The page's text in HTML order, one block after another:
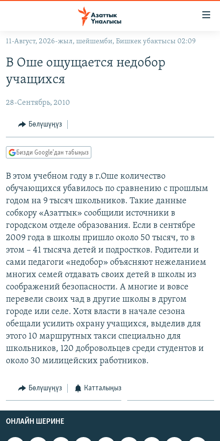
Навигацияга
өтүңүз
салыңыз
САЯСАТ
ЭКОНОМИКА
ДҮЙНӨ
ДҮЙНӨ
БОРБОР АЗИЯ
УКРАИНА
АТАЙЫН ИЛИКТӨӨ
БҮГҮН АЗАТТЫКТА
ЭКСПЕРТТЕР ТАЛДАЙТ
БИЗ ЖАНА ДҮЙНӨ
ДАНИСТЕ
ЭЖЕ-СИҢДИЛЕР
АЗАТТЫК+
ЫҢГАЙСЫЗ СУРООЛОР
ПОДКАСТ
ӨЗГӨЧӨ ПИКИР
Русский
ОНЛАЙН ШЕРИНЕ
ЭЕ/АРнун бардык сайттары
11-Август, 2026-жыл, шейшемби, Бишкек убактысы 02:09
В Оше ощущается недобор
учащихся
28-Сентябрь, 2010
Бөлүшүңүз
Бизди Google'дан табыңыз
В этом учебном году в г.Оше количество
обучающихся убавилось по сравнению с прошлым
годом на 9 тысяч школьников. Такие данные
собкору «Азаттык» сообщили источники в
городском отделе образования. Если в сентябре
2009 года в школы пришло около 50 тысяч, то в
этом – 41 тысяча детей и подростков. Родители и
сами педагоги «недобор» объясняют нежеланием
многих семей отдавать своих детей в школы из
соображений безопасности. А многие и вовсе
перевели своих чад в другие школы в другом
городе или селе. Хотя власти в начале сезона
обещали усилить охрану учащихся, выделив для
этого 10 маршрутных такси специально для
школьников, 120 добровольцев среди студентов и
около 30 милицейских работников.
Бөлүшүңүз Катталыңыз
ОНЛАЙН ШЕРИНЕ